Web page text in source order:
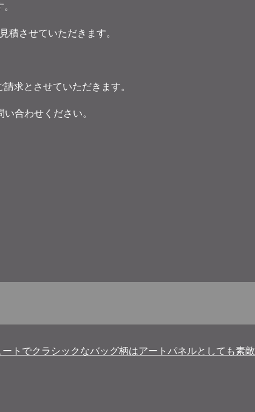
積させていただきます。
求とさせていただきます。
い合わせください。
トでクラシックなバッグ柄はアートパネルとしても素敵